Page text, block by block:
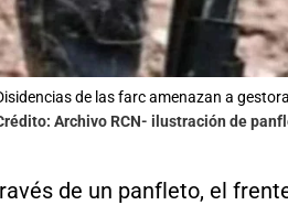
de las farc amenazan a
Archivo RCN- ilustración de
de un panfleto, el